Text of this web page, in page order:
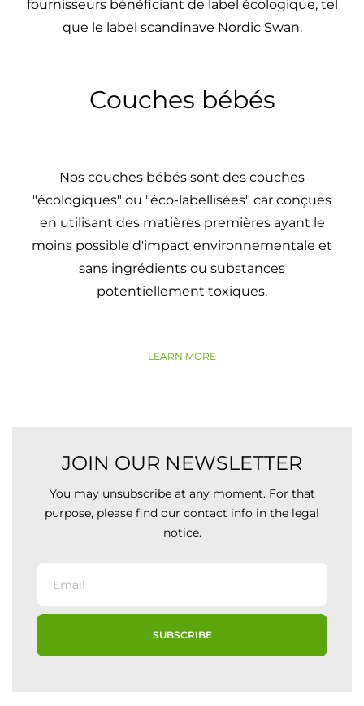
fournisseurs bénéficiant de label écologique, tel
que le label scandinave Nordic Swan.
Couches bébés
Nos couches bébés sont des couches
"écologiques" ou "éco-labellisées" car conçues
en utilisant des matières premières ayant le
moins possible d'impact environnementale et
sans ingrédients ou substances
potentiellement toxiques.
LEARN MORE
JOIN OUR NEWSLETTER
You may unsubscribe at any moment. For that
purpose, please find our contact info in the legal
notice.
SUBSCRIBE